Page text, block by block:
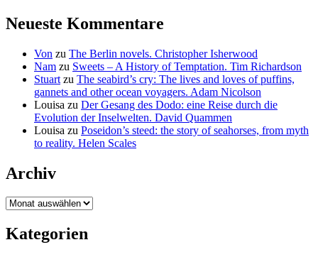
Neueste Kommentare
Von zu The Berlin novels. Christopher Isherwood
Nam zu Sweets – A History of Temptation. Tim Richardson
Stuart zu The seabird’s cry: The lives and loves of puffins,
gannets and other ocean voyagers. Adam Nicolson
Louisa zu Der Gesang des Dodo: eine Reise durch die
Evolution der Inselwelten. David Quammen
Louisa zu Poseidon’s steed: the story of seahorses, from myth
to reality. Helen Scales
Archiv
Archiv
Kategorien